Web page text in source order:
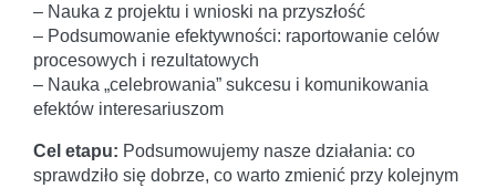
– Nauka z projektu i wnioski na przyszłość
– Podsumowanie efektywności: raportowanie celów
procesowych i rezultatowych
– Nauka „celebrowania” sukcesu i komunikowania
efektów interesariuszom
Cel etapu: Podsumowujemy nasze działania: co
sprawdziło się dobrze, co warto zmienić przy kolejnym